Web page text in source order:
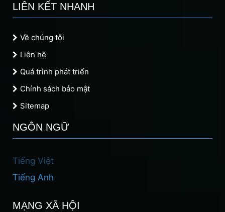
LIÊN KẾT NHANH
Về chúng tôi
Liên hệ
Quá trình phát triển
Chính sách bảo mật
Sitemap
NGÔN NGỮ
Tiếng Việt
Tiếng Anh
MẠNG XÃ HỘI